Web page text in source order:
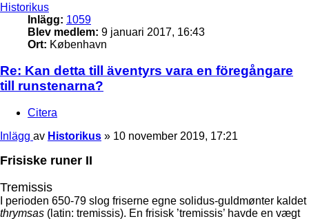
Historikus
Inlägg: 1059
Blev medlem: 9 januari 2017, 16:43
Ort: København
Re: Kan detta till äventyrs vara en föregångare
till runstenarna?
Citera
Inlägg av Historikus » 10 november 2019, 17:21
Frisiske runer II
Tremissis
I perioden 650-79 slog friserne egne solidus-guldmønter kaldet
thrymsas (latin: tremissis). En frisisk ’tremissis’ havde en vægt